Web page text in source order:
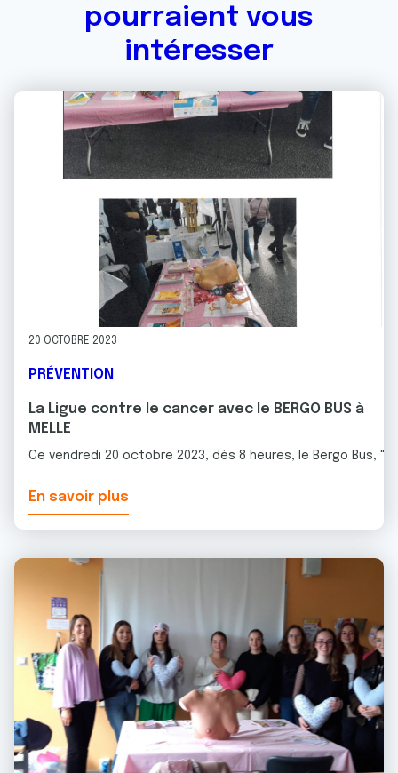
pourraient vous
intéresser
20 OCTOBRE 2023
PRÉVENTION
La Ligue contre le cancer avec le BERGO BUS à
MELLE
Ce vendredi 20 octobre 2023, dès 8 heures, le Bergo Bus,
En savoir plus